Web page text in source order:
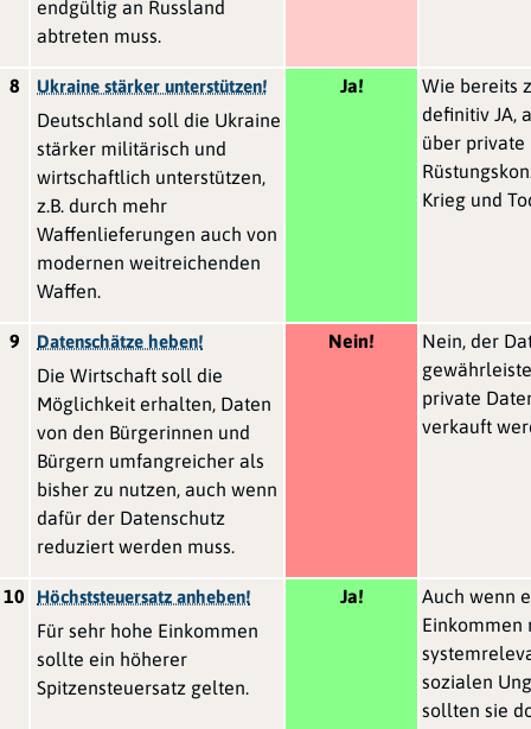
endgültig an Russland
abtreten muss.
8 Ukraine stärker unterstützen!
Deutschland soll die Ukraine
stärker militärisch und
wirtschaftlich unterstützen,
z.B. durch mehr
Waffenlieferungen auch von
modernen weitreichenden
Waffen.
Ja!
Wie bereits
definitiv JA,
über private
Krieg und
9 Datenschätze heben!
Die Wirtschaft soll die
Möglichkeit erhalten, Daten
von den Bürgerinnen und
Bürgern umfangreicher als
bisher zu nutzen, auch wenn
dafür der Datenschutz
reduziert werden muss.
Nein!
Nein, der
private
verkauft
10 Höchststeuersatz anheben!
Für sehr hohe Einkommen
sollte ein höherer
Spitzensteuersatz gelten.
Ja!
Auch wenn
Einkommen
sozialen
sollten sie